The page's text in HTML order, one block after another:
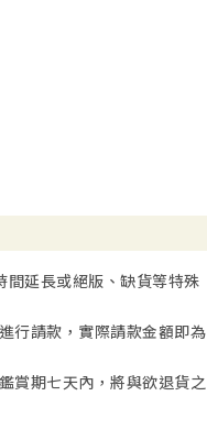
延長或絕版、缺貨等特殊
行請款，實際請款金額即為
賞期七天內，將與欲退貨之